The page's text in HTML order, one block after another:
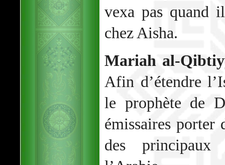
vexa pas quand
chez Aisha.
Mariah al-
Afin d’étendre
le prophète de
émissaires porter
des principaux